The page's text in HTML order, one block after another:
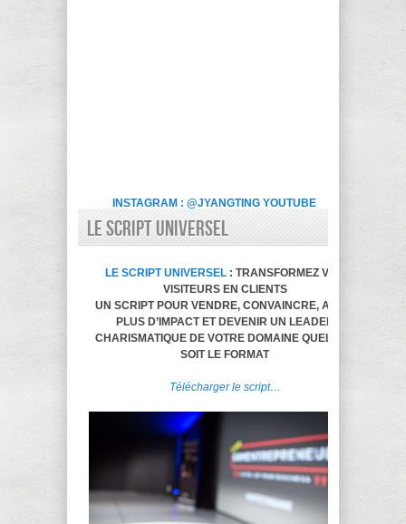
INSTAGRAM : @JYANGTING YOUTUBE
LE SCRIPT UNIVERSEL
LE SCRIPT UNIVERSEL : TRANSFORMEZ VOS
VISITEURS EN CLIENTS
UN SCRIPT POUR VENDRE, CONVAINCRE, AVOIR
PLUS D’IMPACT ET DEVENIR UN LEADER
CHARISMATIQUE DE VOTRE DOMAINE QUELQUE
SOIT LE FORMAT
Télécharger le script…